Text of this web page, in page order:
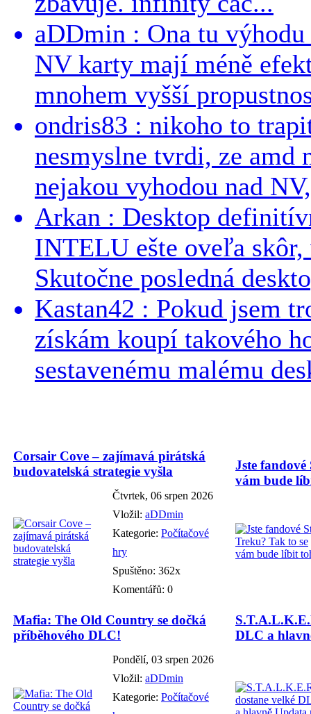
aDDmin : Ona tu
NV karty mají méně
mnohem vyšší
ondris83 : nikoho to
nesmyslne tvrdi, ze
nejakou vyhodou nad
Arkan : Desktop
INTELU ešte oveľa
Skutočne posledná
Kastan42 : Pokud jsem
získám koupí takového
sestavenému malému
Corsair Cove – zajímavá pirátská
budovatelská strategie vyšla
Čtvrtek, 06 srpen 2026
Vložil: aDDmin
Kategorie: Počítačové
hry
Spuštěno: 362x
Komentářů: 0
Jste
vám bude
Mafia: The Old Country se dočká
příběhového DLC!
Pondělí, 03 srpen 2026
Vložil: aDDmin
Kategorie: Počítačové
DLC a